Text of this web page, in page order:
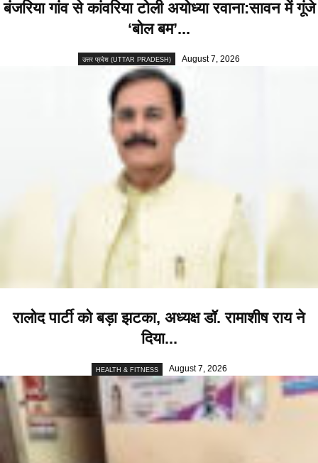
बंजरिया गांव से कांवरिया टोली अयोध्या रवाना:सावन में गूंजे
‘बोल बम’...
उत्तर प्रदेश (UTTAR PRADESH) August 7, 2026
रालोद पार्टी को बड़ा झटका, अध्यक्ष डॉ. रामाशीष राय ने
दिया...
HEALTH & FITNESS August 7, 2026